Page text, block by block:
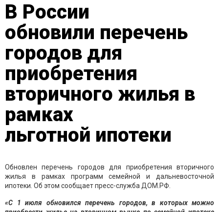
В России
обновили перечень
городов для
приобретения
вторичного жилья в
рамках
льготной ипотеки
Обновлен перечень городов для приобретения вторичного
жилья в рамках программ семейной и дальневосточной
ипотеки. Об этом сообщает пресс-служба ДОМ.РФ.
«С 1 июля обновился перечень городов, в которых можно